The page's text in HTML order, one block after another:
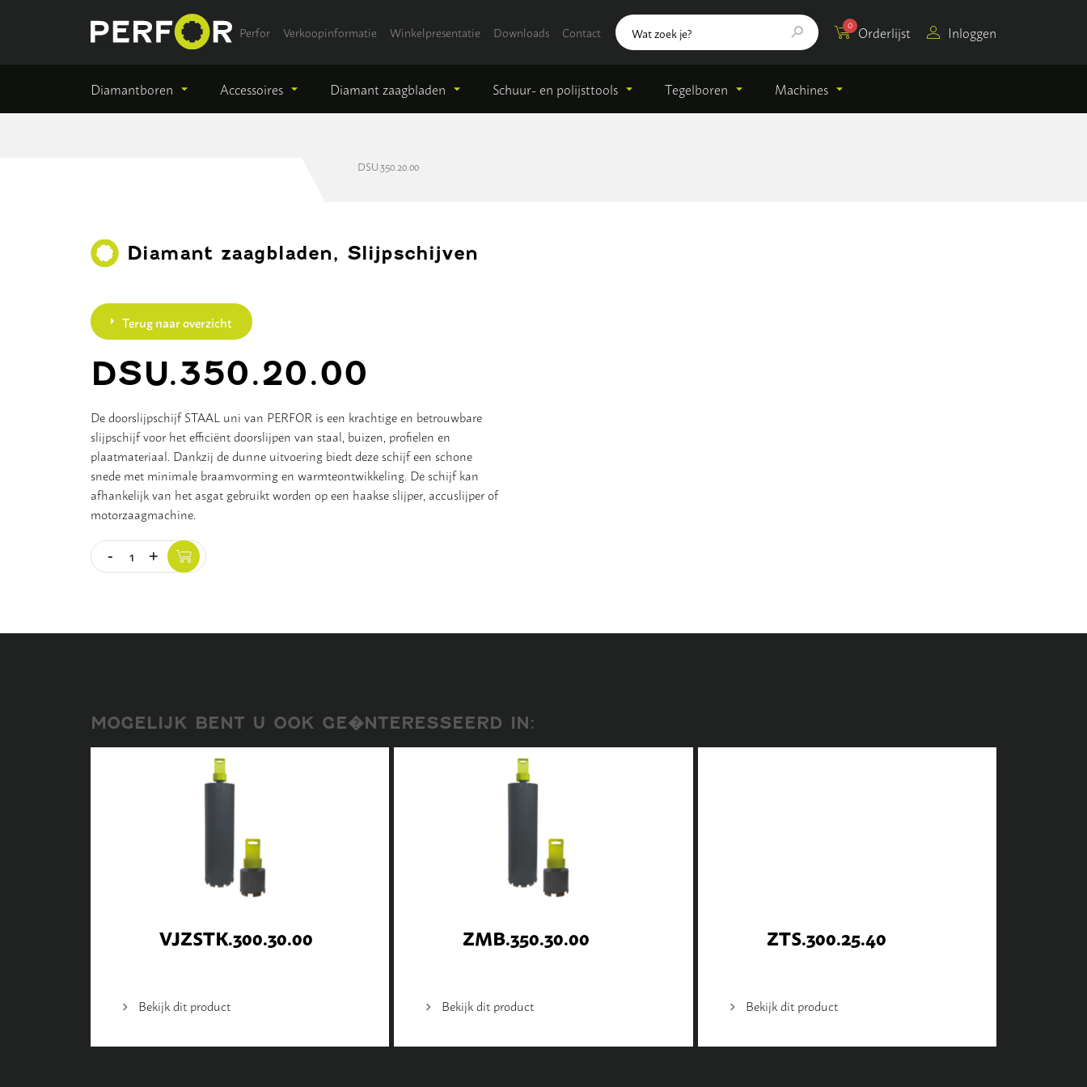
Perfor Verkoopinformatie Winkelpresentatie Downloads Contact Orderlijst
0 Inloggen
Diamantboren Accessoires Diamant zaagbladen Schuur- en polijsttools Tegelboren Machines
DSU.350.20.00
Diamant zaagbladen, Slijpschijven
Terug naar overzicht
DSU.350.20.00
De doorslijpschijf STAAL uni van PERFOR is een krachtige en betrouwbare
slijpschijf voor het efficiënt doorslijpen van staal, buizen, profielen en
plaatmateriaal. Dankzij de dunne uitvoering biedt deze schijf een schone
snede met minimale braamvorming en warmteontwikkeling. De schijf kan
afhankelijk van het asgat gebruikt worden op een haakse slijper, accuslijper of
motorzaagmachine.
Quantity
- +
MOGELIJK BENT U OOK GE�NTERESSEERD IN:
VJZSTK.300.30.00
Bekijk dit product
ZMB.350.30.00
Bekijk dit product
ZTS.300.25.40
Bekijk dit product